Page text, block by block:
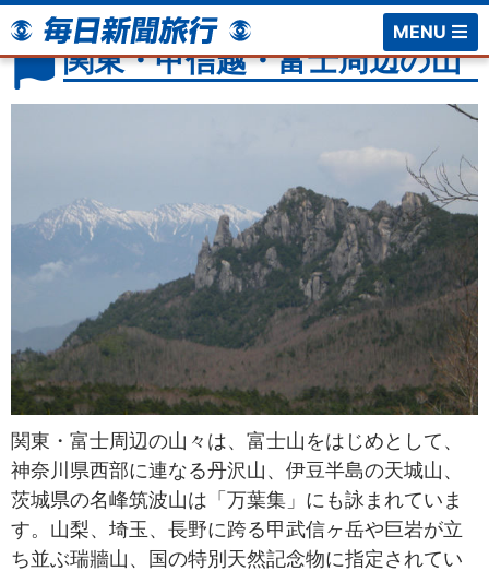
MENU
ホーム 毎日山の旅・登山ツアー 関東・甲信越・富士周辺の山
関東・甲信越・富士周辺の山
関東・富士周辺の山々は、富士山をはじめとして、
神奈川県西部に連なる丹沢山、伊豆半島の天城山、
茨城県の名峰筑波山は「万葉集」にも詠まれていま
す。山梨、埼玉、長野に跨る甲武信ヶ岳や巨岩が立
ち並ぶ瑞牆山、国の特別天然記念物に指定されてい